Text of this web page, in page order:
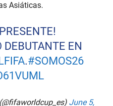
Asiáticas.
DEBUTANTE EN
.#SOMOS26
June 5,